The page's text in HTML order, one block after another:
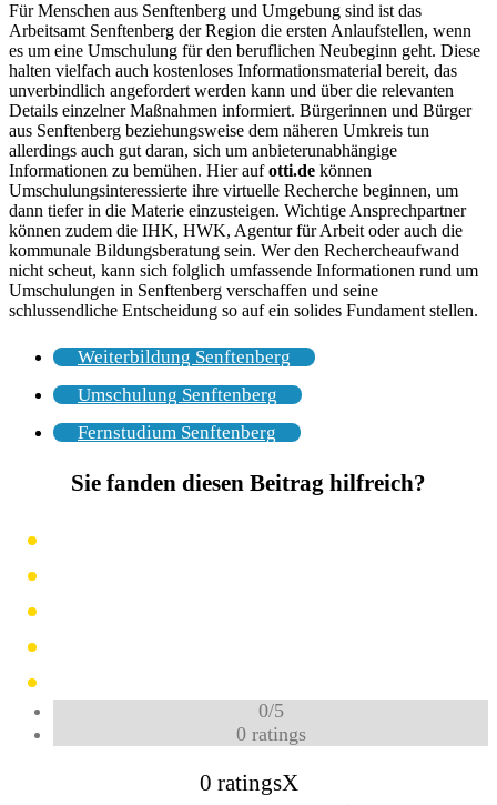
Für Menschen aus Senftenberg und Umgebung sind ist das
Arbeitsamt Senftenberg der Region die ersten Anlaufstellen, wenn
es um eine Umschulung für den beruflichen Neubeginn geht. Diese
halten vielfach auch kostenloses Informationsmaterial bereit, das
unverbindlich angefordert werden kann und über die relevanten
Details einzelner Maßnahmen informiert. Bürgerinnen und Bürger
aus Senftenberg beziehungsweise dem näheren Umkreis tun
allerdings auch gut daran, sich um anbieterunabhängige
Informationen zu bemühen. Hier aufotti.de können
Umschulungsinteressierte ihre virtuelle Recherche beginnen, um
dann tiefer in die Materie einzusteigen. Wichtige Ansprechpartner
können zudem die IHK, HWK, Agentur für Arbeit oder auch die
kommunale Bildungsberatung sein. Wer den Rechercheaufwand
nicht scheut, kann sich folglich umfassende Informationen rund um
Umschulungen in Senftenberg verschaffen und seine
schlussendliche Entscheidung so auf ein solides Fundament stellen.
Weiterbildung Senftenberg
Umschulung Senftenberg
Fernstudium Senftenberg
Sie fanden diesen Beitrag hilfreich?
0/5
0ratings
0 ratingsX